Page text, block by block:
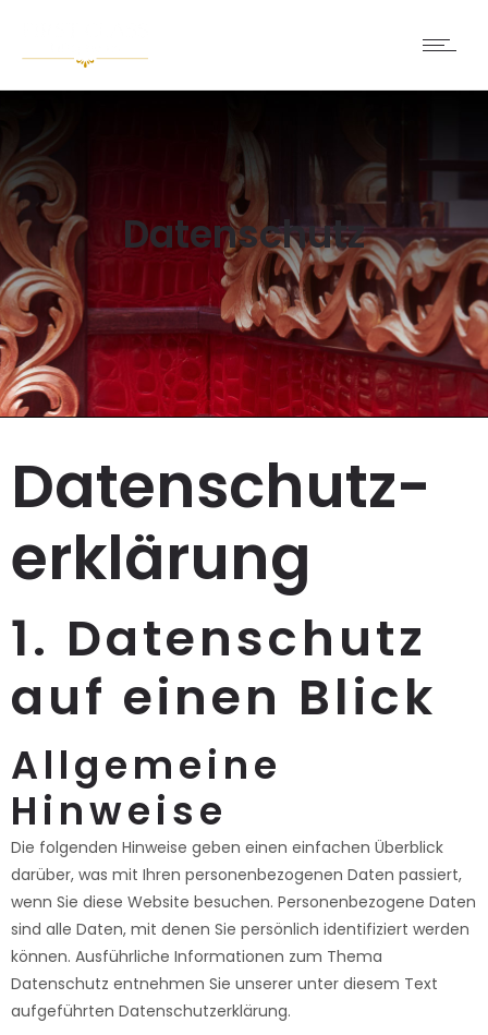
Datenschutz
Datenschutz­
erklärung
1. Datenschutz
auf einen Blick
Allgemeine
Hinweise
Die folgenden Hinweise geben einen einfachen Überblick
darüber, was mit Ihren personenbezogenen Daten passiert,
wenn Sie diese Website besuchen. Personenbezogene Daten
sind alle Daten, mit denen Sie persönlich identifiziert werden
können. Ausführliche Informationen zum Thema
Datenschutz entnehmen Sie unserer unter diesem Text
aufgeführten Datenschutzerklärung.